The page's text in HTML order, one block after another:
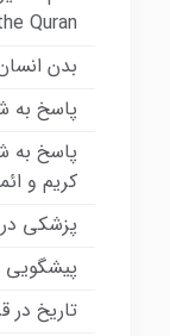
Quran)
بدن
پاسخ به
پاسخ به
کریم و
پزشکی
پیشگویی
تاریخ در